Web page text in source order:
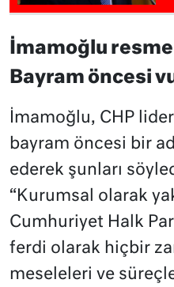
İmamoğlu
Bayram öncesi
İmamoğlu, CHP
bayram öncesi bir
ederek şunları
“Kurumsal olarak
Cumhuriyet Halk
ferdi olarak hiçbir
meseleleri ve